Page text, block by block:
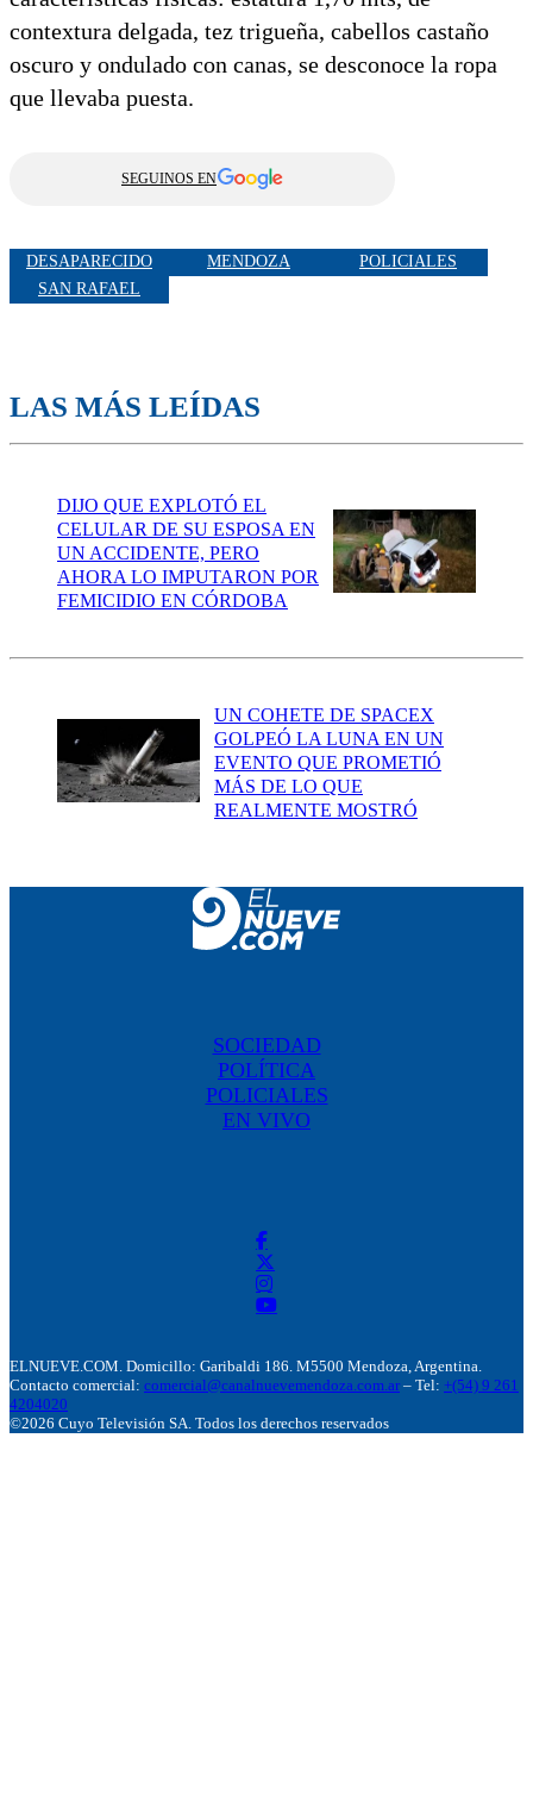
contextura delgada, tez trigueña, cabellos castaño
oscuro y ondulado con canas, se desconoce la ropa
que llevaba puesta.
SEGUINOS EN
DESAPARECIDO MENDOZA
POLICIALES
SAN RAFAEL
LAS MÁS LEÍDAS
DIJO QUE EXPLOTÓ EL
CELULAR DE SU ESPOSA EN
UN ACCIDENTE, PERO
AHORA LO IMPUTARON POR
FEMICIDIO EN CÓRDOBA
UN COHETE DE SPACEX
GOLPEÓ LA LUNA EN UN
EVENTO QUE PROMETIÓ
MÁS DE LO QUE
REALMENTE MOSTRÓ
SOCIEDAD
POLÍTICA
POLICIALES
EN VIVO
ELNUEVE.COM. Domicillo: Garibaldi 186. M5500 Mendoza, Argentina.
Contacto comercial: comercial@canalnuevemendoza.com.ar – Tel: +(54) 9 261
4204020
©2026 Cuyo Televisión SA. Todos los derechos reservados